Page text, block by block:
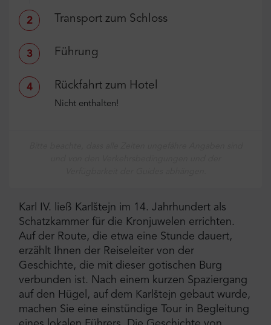
2 Transport zum Schloss
3 Führung
4 Rückfahrt zum Hotel
Nicht enthalten!
Karl IV. ließ Karlštejn im 14. Jahrhundert als
Schatzkammer für die Kronjuwelen errichten.
Auf der Route, die etwa eine Stunde dauert,
erzählt Ihnen der Reiseleiter von der
Geschichte, die mit dieser gotischen Burg
verbunden ist. Nach einem kurzen Spaziergang
auf den Hügel, auf dem Karlštejn gebaut wurde,
machen Sie eine einstündige Tour in Begleitung